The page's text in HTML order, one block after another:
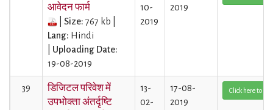
आवेदन फार्म
Size: 767 kb |
Lang: Hindi
Uploading Date:
19-08-2019
10-
2019
2019
39
डिजिटल परिवेश में
उपभोक्ता अंतर्दृष्टि
13-
02-
17-08-
2019
Click here to